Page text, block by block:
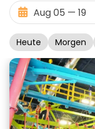
Heute Morgen